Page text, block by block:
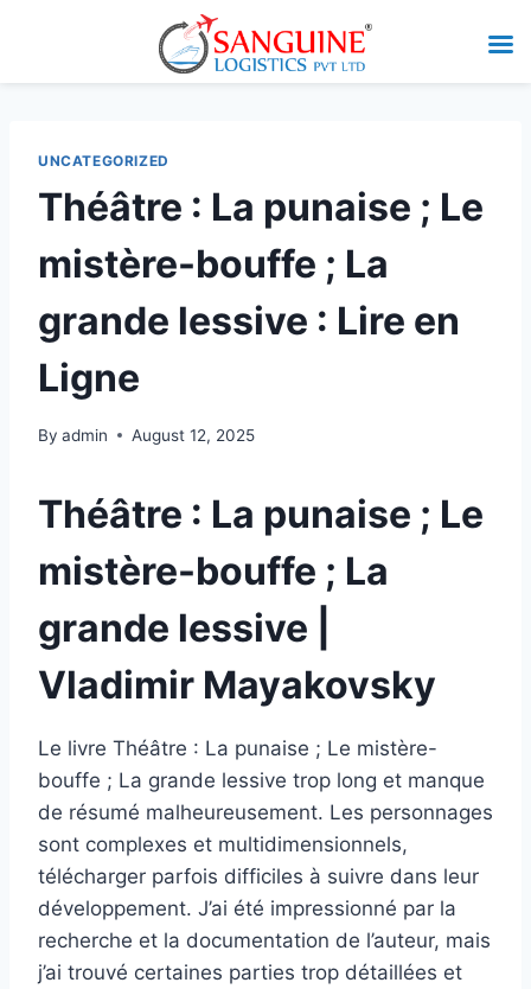
UNCATEGORIZED
Théâtre : La punaise ; Le
mistère-bouffe ; La
grande lessive : Lire en
Ligne
By admin August 12, 2025
Théâtre : La punaise ; Le
mistère-bouffe ; La
grande lessive |
Vladimir Mayakovsky
Le livre Théâtre : La punaise ; Le mistère-
bouffe ; La grande lessive trop long et manque
de résumé malheureusement. Les personnages
sont complexes et multidimensionnels,
télécharger parfois difficiles à suivre dans leur
développement. J’ai été impressionné par la
recherche et la documentation de l’auteur, mais
j’ai trouvé certaines parties trop détaillées et